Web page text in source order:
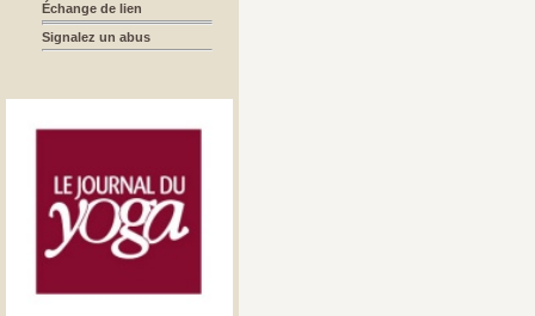
Échange de lien
Signalez un abus